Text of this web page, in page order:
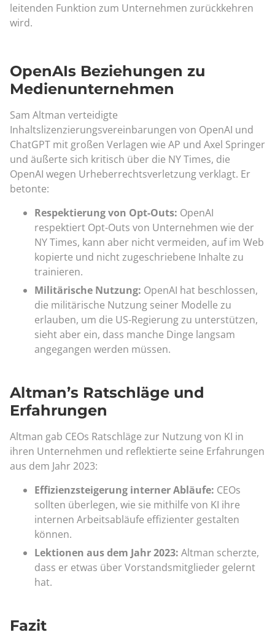
leitenden Funktion zum Unternehmen zurückkehren
wird.
OpenAIs Beziehungen zu
Medienunternehmen
Sam Altman verteidigte
Inhaltslizenzierungsvereinbarungen von OpenAI und
ChatGPT mit großen Verlagen wie AP und Axel Springer
und äußerte sich kritisch über die NY Times, die
OpenAI wegen Urheberrechtsverletzung verklagt. Er
betonte:
Respektierung von Opt-Outs: OpenAI
respektiert Opt-Outs von Unternehmen wie der
NY Times, kann aber nicht vermeiden, auf im Web
kopierte und nicht zugeschriebene Inhalte zu
trainieren.
Militärische Nutzung: OpenAI hat beschlossen,
die militärische Nutzung seiner Modelle zu
erlauben, um die US-Regierung zu unterstützen,
sieht aber ein, dass manche Dinge langsam
angegangen werden müssen.
Altman’s Ratschläge und
Erfahrungen
Altman gab CEOs Ratschläge zur Nutzung von KI in
ihren Unternehmen und reflektierte seine Erfahrungen
aus dem Jahr 2023:
Effizienzsteigerung interner Abläufe: CEOs
sollten überlegen, wie sie mithilfe von KI ihre
internen Arbeitsabläufe effizienter gestalten
können.
Lektionen aus dem Jahr 2023: Altman scherzte,
dass er etwas über Vorstandsmitglieder gelernt
hat.
Fazit